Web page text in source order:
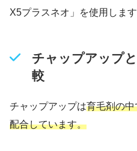
X5プラスネオ」を使用します
チャップアップ
較
チャップアップは育毛剤の
配合しています。